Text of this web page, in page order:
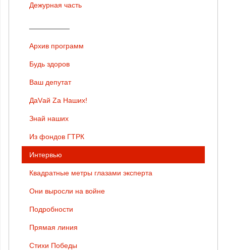
Дежурная часть
Архив программ
Будь здоров
Ваш депутат
ДаVай Zа Наших!
Знай наших
Из фондов ГТРК
Интервью
Квадратные метры глазами эксперта
Они выросли на войне
Подробности
Прямая линия
Стихи Победы